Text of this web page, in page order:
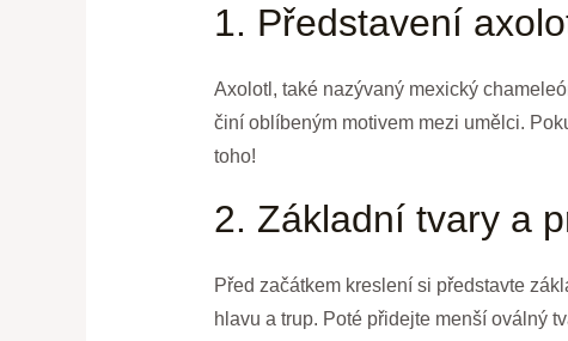
1. Představení
Axolotl, také nazývaný mexický
činí oblíbeným motivem mezi umělci.
toho!
2. Základní tvary a
Před začátkem kreslení si představte
hlavu a trup. Poté přidejte menší oválný